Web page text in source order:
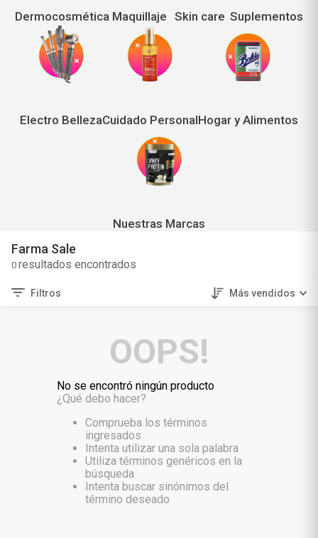
Dermocosmética Maquillaje Skin care Suplementos
Electro BellezaCuidado PersonalHogar y Alimentos
Nuestras Marcas
Farma Sale
0
Filtros Más vendidos
OOPS!
No se encontró ningún producto
¿Qué debo hacer?
Comprueba los términos
ingresados
Intenta utilizar una sola palabra
Utiliza términos genéricos en la
búsqueda
Intenta buscar sinónimos del
término deseado